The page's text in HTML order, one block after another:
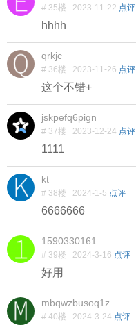
# 35楼 2023-11-22 点评
hhhh
qrkjc
# 36楼 2023-11-26 点评
这个不错+
jskpefq6pign
# 37楼 2023-12-24 点评
1111
kt
# 38楼 2024-1-5 点评
6666666
1590330161
# 39楼 2024-3-16 点评
好用
mbqwzbusoq1z
# 40楼 2024-3-24 点评